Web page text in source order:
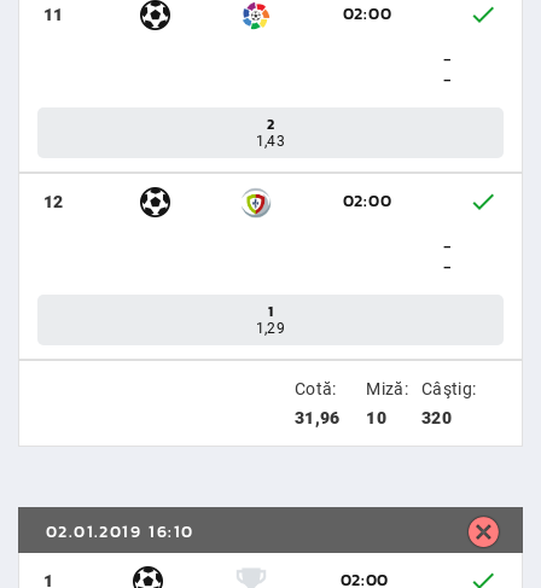
11
02:00
-
-
2
1,43
12
02:00
-
-
1
1,29
Cotă:
31,96
Miză:
10
Câştig:
320
02.01.2019 16:10
1 02:00